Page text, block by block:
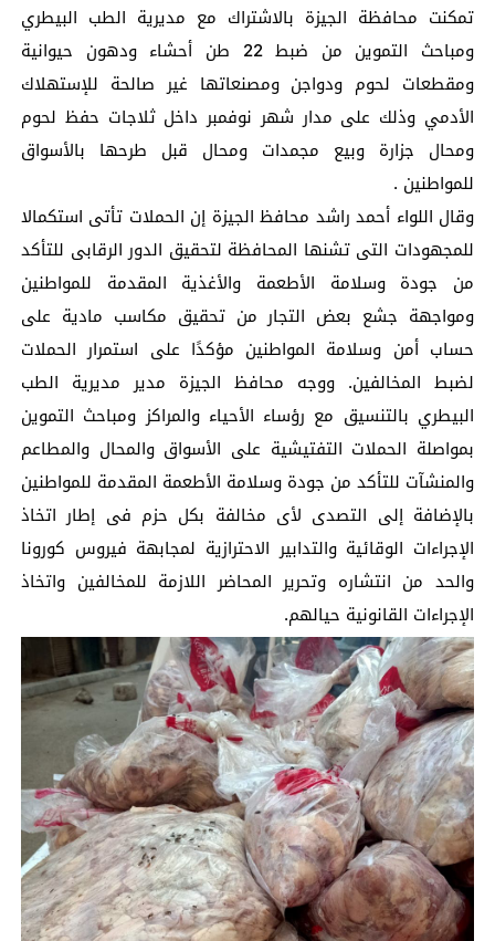
تمكنت محافظة الجيزة بالاشتراك مع مديرية الطب البيطري
ومباحث التموين من ضبط 22 طن أحشاء ودهون حيوانية
ومقطعات لحوم ودواجن ومصنعاتها غير صالحة للإستهلاك
الأدمي وذلك على مدار شهر نوفمبر داخل ثلاجات حفظ لحوم
ومحال جزارة وبيع مجمدات ومحال قبل طرحها بالأسواق
للمواطنين .
وقال اللواء أحمد راشد محافظ الجيزة إن الحملات تأتى استكمالا
للمجهودات التى تشنها المحافظة لتحقيق الدور الرقابى للتأكد
من جودة وسلامة الأطعمة والأغذية المقدمة للمواطنين
ومواجهة جشع بعض التجار من تحقيق مكاسب مادية على
حساب أمن وسلامة المواطنين مؤكدًا على استمرار الحملات
لضبط المخالفين. ووجه محافظ الجيزة مدير مديرية الطب
البيطري بالتنسيق مع رؤساء الأحياء والمراكز ومباحث التموين
بمواصلة الحملات التفتيشية على الأسواق والمحال والمطاعم
والمنشآت للتأكد من جودة وسلامة الأطعمة المقدمة للمواطنين
بالإضافة إلى التصدى لأى مخالفة بكل حزم فى إطار اتخاذ
الإجراءات الوقائية والتدابير الاحترازية لمجابهة فيروس كورونا
والحد من انتشاره وتحرير المحاضر اللازمة للمخالفين واتخاذ
الإجراءات القانونية حيالهم.